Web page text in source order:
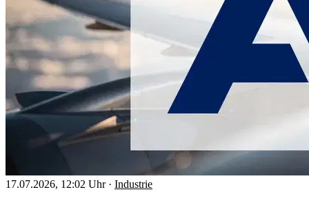
17.07.2026, 12:02 Uhr · Industrie